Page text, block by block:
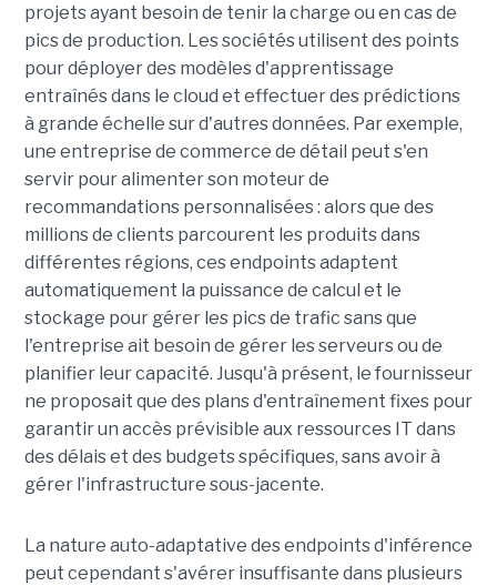
projets ayant besoin de tenir la charge ou en cas de
pics de production. Les sociétés utilisent des points
pour déployer des modèles d'apprentissage
entraînés dans le cloud et effectuer des prédictions
à grande échelle sur d'autres données. Par exemple,
une entreprise de commerce de détail peut s'en
servir pour alimenter son moteur de
recommandations personnalisées : alors que des
millions de clients parcourent les produits dans
différentes régions, ces endpoints adaptent
automatiquement la puissance de calcul et le
stockage pour gérer les pics de trafic sans que
l'entreprise ait besoin de gérer les serveurs ou de
planifier leur capacité. Jusqu'à présent, le fournisseur
ne proposait que des plans d'entraînement fixes pour
garantir un accès prévisible aux ressources IT dans
des délais et des budgets spécifiques, sans avoir à
gérer l'infrastructure sous-jacente.
La nature auto-adaptative des endpoints d'inférence
peut cependant s'avérer insuffisante dans plusieurs